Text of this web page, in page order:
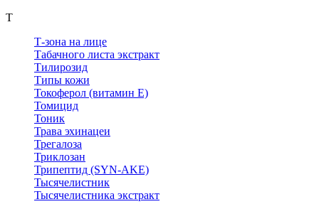
Т
Т-зона на лице
Табачного листа экстракт
Тилирозид
Типы кожи
Токоферол (витамин Е)
Томицид
Тоник
Трава эхинацеи
Трегалоза
Триклозан
Трипептид (SYN-AKE)
Тысячелистник
Тысячелистника экстракт